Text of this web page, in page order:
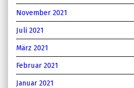
November 2021
Juli 2021
März 2021
Februar 2021
Januar 2021